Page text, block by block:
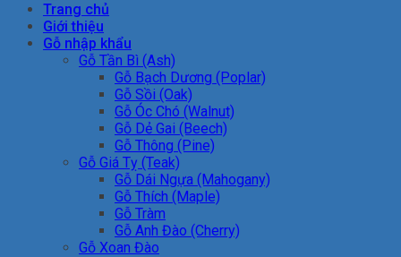
Trang chủ
Giới thiệu
Gỗ nhập khẩu
Gỗ Tần Bì (Ash)
Gỗ Bạch Dương (Poplar)
Gỗ Sồi (Oak)
Gỗ Óc Chó (Walnut)
Gỗ Dẻ Gai (Beech)
Gỗ Thông (Pine)
Gỗ Giá Tỵ (Teak)
Gỗ Dái Ngựa (Mahogany)
Gỗ Thích (Maple)
Gỗ Tràm
Gỗ Anh Đào (Cherry)
Gỗ Xoan Đào